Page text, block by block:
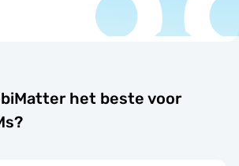
het beste voor